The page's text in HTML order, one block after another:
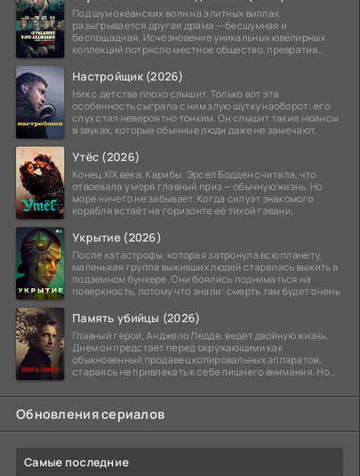
Под шум океанских волн на элитных виллах
разыгрывается другая драма — бесшумная и
беспощадная. Исчезновение уникальных ювелирных
коллекций потрясло местное общество, превратив
Настройщик (2026)
Ник с детства плохо слышит. Только вот эта
особенность сыграла с ним злую шутку наоборот: его
слух стал невероятно тонким. Он слышит такие нюансы
в звуках, которые обычные люди даже не замечают.
Утёс (2026)
Конец XIX века. Карибы. Эрсел Бодден считала, что
отвоевала у моря главный приз — обычную жизнь. Но
море ничего не забывает. Когда силуэт знакомого
корабля встаёт на горизонте её тихой гавани,
Укрытие (2026)
После катастрофы, которая затронула всю планету,
маленькая группа выживших людей старалась выжить в
подземном бункере. Они боялись подниматься на
поверхность, потому что знали: смерть там будет очень
Память убийцы (2026)
Главный герой, Анджело Ледде, ведет двойную жизнь.
Днем он предстает перед окружающими как
обыкновенный продавец копировальных аппаратов,
стараясь не привлекать к себе лишнего внимания. Но
Обновления сериалов
Самые последние